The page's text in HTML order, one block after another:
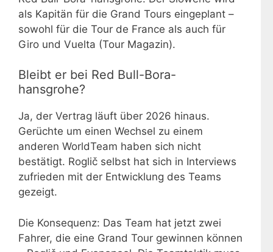
als Kapitän für die Grand Tours eingeplant –
sowohl für die Tour de France als auch für
Giro und Vuelta (Tour Magazin).
Bleibt er bei Red Bull-Bora-
hansgrohe?
Ja, der Vertrag läuft über 2026 hinaus.
Gerüchte um einen Wechsel zu einem
anderen WorldTeam haben sich nicht
bestätigt. Roglič selbst hat sich in Interviews
zufrieden mit der Entwicklung des Teams
gezeigt.
Die Konsequenz: Das Team hat jetzt zwei
Fahrer, die eine Grand Tour gewinnen können